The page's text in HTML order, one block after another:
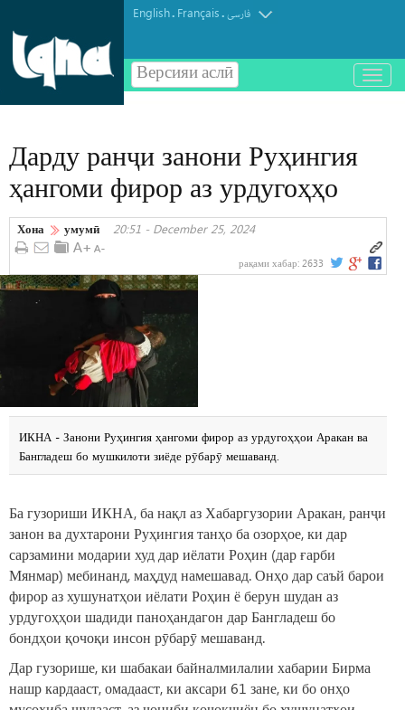
English. Français.فارسی
Версияи аслӣ
باز
و
Дарду ранҷи занони Руҳингия
ҳангоми фирор аз урдугоҳҳо
Хона умумӣ 20:51 - December 25, 2024
рақами хабар: 2633
ИКНА - Занони Руҳингия ҳангоми фирор аз урдугоҳҳои Аракан ва
Бангладеш бо мушкилоти зиёде рӯбарӯ мешаванд.
Ба гузориши ИКНА, ба нақл аз Хабаргузории Аракан, ранҷи
занон ва духтарони Руҳингия танҳо ба озорҳое, ки дар
сарзамини модарии худ дар иёлати Роҳин (дар ғарби
Мянмар) мебинанд, маҳдуд намешавад. Онҳо дар саъй барои
фирор аз хушунатҳои иёлати Роҳин ё берун шудан аз
урдугоҳҳои шадиди паноҳандагон дар Бангладеш бо
бондҳои қочоқи инсон рӯбарӯ мешаванд.
Дар гузорише, ки шабакаи байналмилалии хабарии Бирма
нашр кардааст, омадааст, ки аксари 61 зане, ки бо онҳо